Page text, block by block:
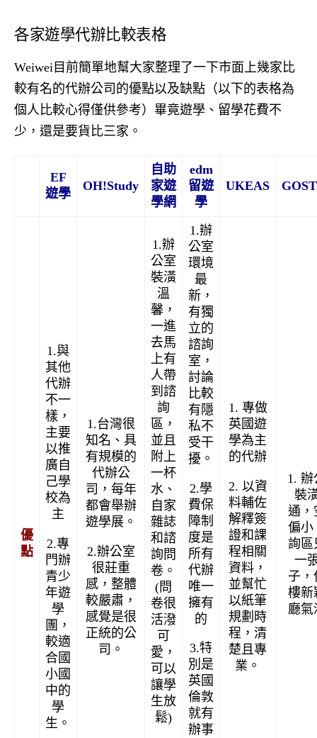
各家遊學代辦比較表格
Weiwei 目前簡單地幫大家整理了一下市面上幾家比
較有名的代辦公司的優點以及缺點（以下的表格為
個人比較心得僅供參考）畢竟遊學、留學花費不
少，還是要貨比三家。
EF
遊學
OH!Study
自助
家遊
學網
edm
留遊
學
UKEAS
優
點
1.與
其他
代辦
不一
樣，
主要
以推
廣自
己學
校為
主
2.專
門辦
青少
年遊
學
團，
較適
合國
小國
中的
學
生。
1.台灣很
知名、具
有規模的
代辦公
司，每年
都會舉辦
遊學展。
2.辦公室
很莊重
感，整體
較嚴肅，
感覺是很
正統的公
司。
1.辦
公室
裝潢
溫
馨，
一進
去馬
上有
人帶
到諮
詢
區，
並且
附上
一杯
水、
自家
雜誌
和諮
詢問
卷。
(問
卷很
活潑
可
愛，
可以
讓學
生放
鬆)
1.辦
公室
環境
最
新，
有獨
立的
諮詢
室，
討論
比較
有隱
私不
受干
擾。
2.學
費保
障制
度是
所有
代辦
唯一
擁有
的
3.特
別是
英國
倫敦
就有
辦事
1. 專做
英國遊
學為主
的代辦
2. 以資
料輔佐
解釋簽
證和課
程相關
資料，
並幫忙
以紙筆
規劃時
程，清
楚且專
業。
1. 辦
裝
通，
偏小
詢區
一
子，
樓新
廳氣